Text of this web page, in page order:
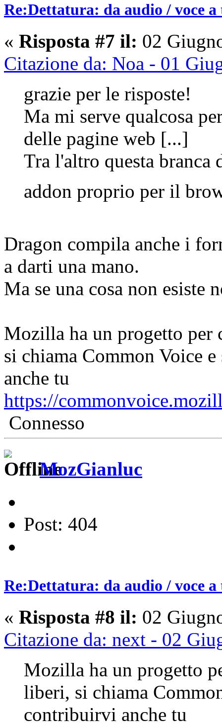
Re:Dettatura: da audio / voce a
« Risposta #7 il: 02
Citazione da: Noa - 01
grazie per le risposte!
Ma mi serve qualcosa
delle pagine web [...]
Tra l'altro questa branca
addon proprio per il
Dragon compila anche i
a darti una mano.
Ma se una cosa non esiste
Mozilla ha un progetto per
si chiama Common Voice
anche tu
https://
Connesso
MozGianluc
Post: 404
Re:Dettatura: da audio / voce a
« Risposta #8 il: 02
Citazione da: next - 02
Mozilla ha un progetto
liberi, si chiama
contribuirvi anche tu